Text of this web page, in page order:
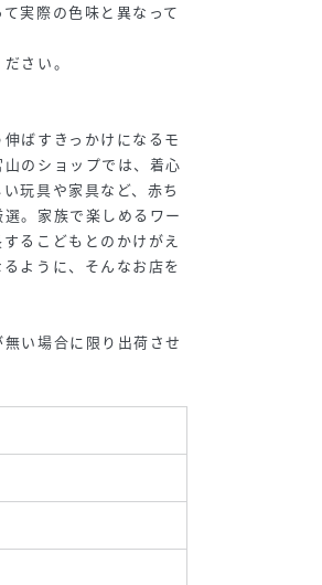
実際の色味と異なって
さい。
ばすきっかけになるモ
のショップでは、着心
玩具や家具など、赤ち
。家族で楽しめるワー
るこどもとのかけがえ
ように、そんなお店を
い場合に限り出荷させ